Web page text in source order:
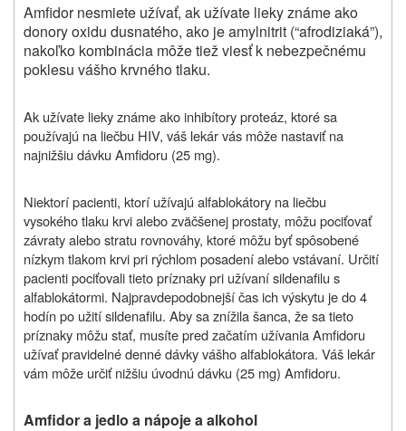
Amfidor nesmiete užívať, ak užívate lieky známe ako
donory oxidu dusnatého, ako je amylnitrit (“afrodiziaká”),
nakoľko kombinácia môže tiež viesť k nebezpečnému
poklesu vášho krvného tlaku.
Ak užívate lieky známe ako inhibítory proteáz, ktoré sa
používajú na liečbu HIV, váš lekár vás môže nastaviť na
najnižšiu dávku Amfidoru (25 mg).
Niektorí pacienti, ktorí užívajú alfablokátory na liečbu
vysokého tlaku krvi alebo zväčšenej prostaty, môžu pociťovať
závraty alebo stratu rovnováhy, ktoré môžu byť spôsobené
nízkym tlakom krvi pri rýchlom posadení alebo vstávaní. Určití
pacienti pociťovali tieto príznaky pri užívaní sildenafilu s
alfablokátormi. Najpravdepodobnejší čas ich výskytu je do 4
hodín po užití sildenafilu. Aby sa znížila šanca, že sa tieto
príznaky môžu stať, musíte pred začatím užívania Amfidoru
užívať pravidelné denné dávky vášho alfablokátora. Váš lekár
vám môže určiť nižšiu úvodnú dávku (25 mg) Amfidoru.
Amfidor a jedlo a nápoje a alkohol